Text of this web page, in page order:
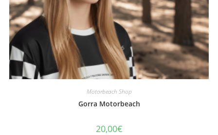
Motorbeach Shop
Gorra Motorbeach
20,00€